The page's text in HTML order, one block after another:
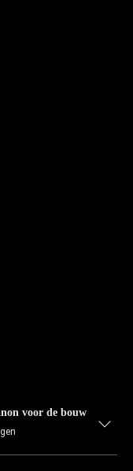
voor de bouw